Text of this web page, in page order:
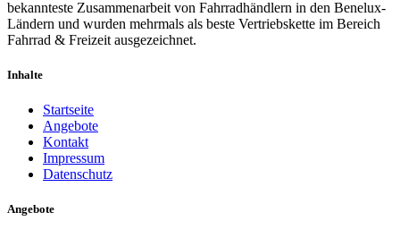
bekannteste Zusammenarbeit von Fahrradhändlern in den Benelux-
Ländern und wurden mehrmals als beste Vertriebskette im Bereich
Fahrrad & Freizeit ausgezeichnet.
Inhalte
Startseite
Angebote
Kontakt
Impressum
Datenschutz
Angebote